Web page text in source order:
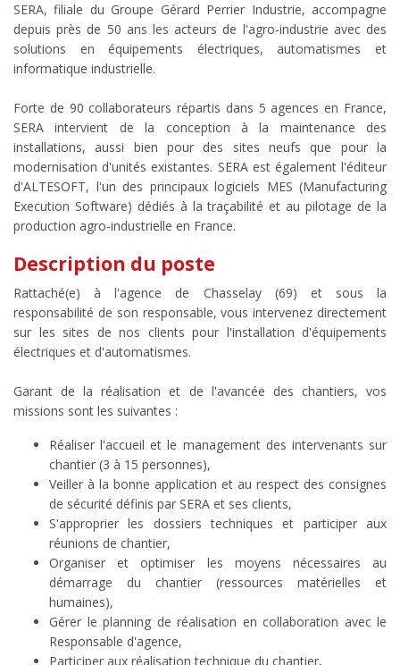
SERA, filiale du Groupe Gérard Perrier Industrie, accompagne
depuis près de 50 ans les acteurs de l'agro-industrie avec des
solutions en équipements électriques, automatismes et
informatique industrielle.
Forte de 90 collaborateurs répartis dans 5 agences en France,
SERA intervient de la conception à la maintenance des
installations, aussi bien pour des sites neufs que pour la
modernisation d'unités existantes. SERA est également l'éditeur
d'ALTESOFT, l'un des principaux logiciels MES (Manufacturing
Execution Software) dédiés à la traçabilité et au pilotage de la
production agro-industrielle en France.
Description du poste
Rattaché(e) à l'agence de Chasselay (69) et sous la
responsabilité de son responsable, vous intervenez directement
sur les sites de nos clients pour l'installation d'équipements
électriques et d'automatismes.
Garant de la réalisation et de l'avancée des chantiers, vos
missions sont les suivantes :
Réaliser l'accueil et le management des intervenants sur
chantier (3 à 15 personnes),
Veiller à la bonne application et au respect des consignes
de sécurité définis par SERA et ses clients,
S'approprier les dossiers techniques et participer aux
réunions de chantier,
Organiser et optimiser les moyens nécessaires au
démarrage du chantier (ressources matérielles et
humaines),
Gérer le planning de réalisation en collaboration avec le
Responsable d'agence,
Participer aux réalisation technique du chantier,